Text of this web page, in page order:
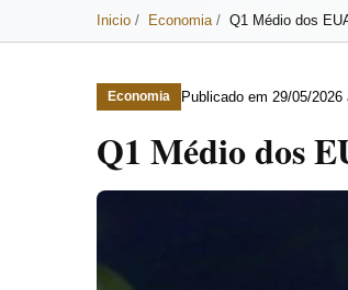
Inicio Economia Q1 Médio dos
Economia Publicado em 29/05/2026
Q1 Médio dos